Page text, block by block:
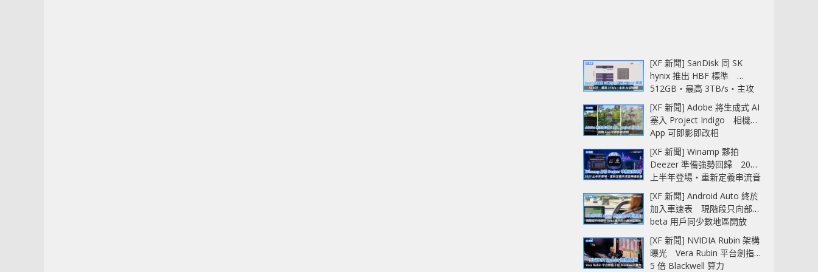
[XF 新聞] SanDisk 同 SK
hynix 推出 HBF 標準
512GB‧最高 3TB/s‧主攻
AI 記憶體
[XF 新聞] Adobe 將生成式 AI
塞入 Project Indigo 相機
App 可即影即改相
[XF 新聞] Winamp 夥拍
Deezer 準備強勢回歸 2027
上半年登場‧重新定義串流音
樂播放器
[XF 新聞] Android Auto 終於
加入車速表 現階段只向部分
beta 用戶同少數地區開放
[XF 新聞] NVIDIA Rubin 架構
曝光 Vera Rubin 平台劍指
5 倍 Blackwell 算力